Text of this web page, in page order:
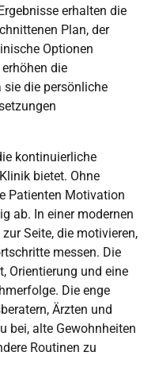
erhalten die
Plan, der
Optionen
die
sie die persönliche
kontinuierliche
bietet. Ohne
Patienten Motivation
ab. In einer modernen
Seite, die motivieren,
messen. Die
Orientierung und eine
Die enge
Ärzten und
bei, alte Gewohnheiten
Routinen zu